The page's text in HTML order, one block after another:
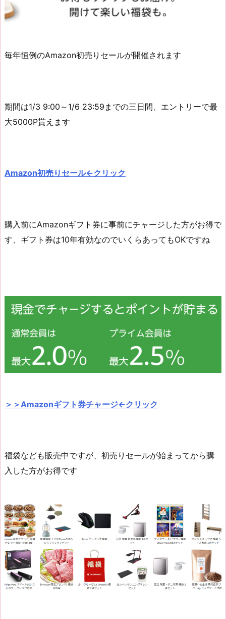
毎年恒例のAmazon初売りセールが開催されます
期間は1/3 9:00～1/6 23:59までの三日間、エントリーで最
大5000P貰えます
Amazon初売りセール←クリック
購入前にAmazonギフト券に事前にチャージした方がお得で
す、ギフト券は10年有効なのでいくらあってもOKですね
＞＞Amazonギフト券チャージ←クリック
福袋なども販売中ですが、初売りセールが始まってから購
入した方がお得です